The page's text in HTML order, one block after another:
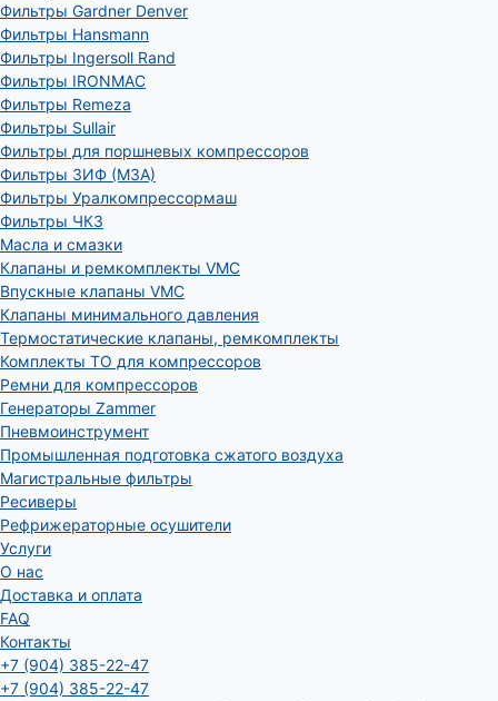
Фильтры Gardner Denver
Фильтры Hansmann
Фильтры Ingersoll Rand
Фильтры IRONMAC
Фильтры Remeza
Фильтры Sullair
Фильтры для поршневых компрессоров
Фильтры ЗИФ (МЗА)
Фильтры Уралкомпрессормаш
Фильтры ЧКЗ
Масла и смазки
Клапаны и ремкомплекты VMC
Впускные клапаны VMC
Клапаны минимального давления
Термостатические клапаны, ремкомплекты
Комплекты ТО для компрессоров
Ремни для компрессоров
Генераторы Zammer
Пневмоинструмент
Промышленная подготовка сжатого воздуха
Магистральные фильтры
Ресиверы
Рефрижераторные осушители
Услуги
О нас
Доставка и оплата
FAQ
Контакты
+7 (904) 385-22-47
+7 (904) 385-22-47